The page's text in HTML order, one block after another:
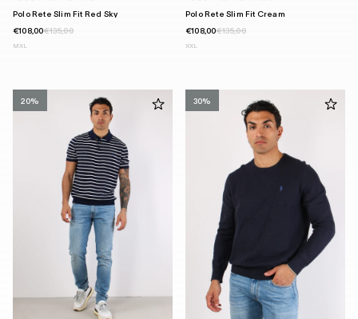
Polo Rete Slim Fit Red Sky
€108,00€135,00
MXL
Polo Rete Slim Fit Cream
€108,00€135,00
XXL
20% 30%